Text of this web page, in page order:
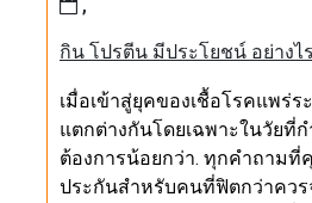
,
กิน โปรตีน มีประโยชน์ อย่างไ
เมื่อเข้าสู่ยุคของเชื้อโรคแพร่
แตกต่างกันโดยเฉพาะในวัยที่
ต้องการน้อยกว่า. ทุกคำถาม
ประกันสำหรับคนที่ฟิตกว่าควร